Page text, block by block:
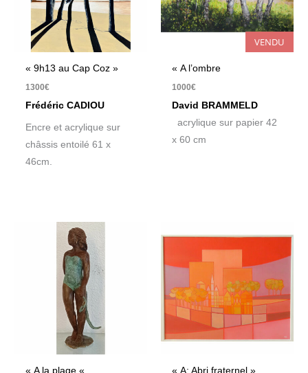
« 9h13 au Cap Coz »
1300€
Frédéric CADIOU
Encre et acrylique sur
châssis entoilé 61 x
46cm.
VENDU
« A l’ombre
1000€
David BRAMMELD
acrylique sur papier 42
x 60 cm
« A la plage « « A: Abri fraternel »